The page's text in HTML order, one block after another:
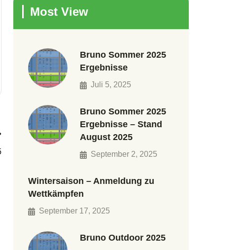
Most View
Bruno Sommer 2025
Ergebnisse
Juli 5, 2025
Bruno Sommer 2025
Ergebnisse – Stand
August 2025
September 2, 2025
Wintersaison – Anmeldung zu
Wettkämpfen
September 17, 2025
Bruno Outdoor 2025